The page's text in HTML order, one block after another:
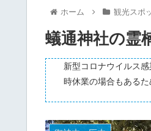
ホーム 観光スポ
蟻通神社の霊
新型コロナウイルス
時休業の場合もあるた